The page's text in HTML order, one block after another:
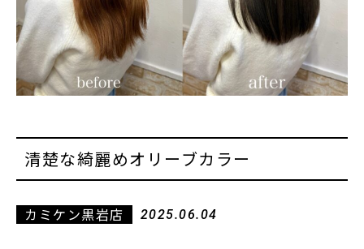
清楚な綺麗めオリーブカラー
カミケン黒岩店 2025.06.04